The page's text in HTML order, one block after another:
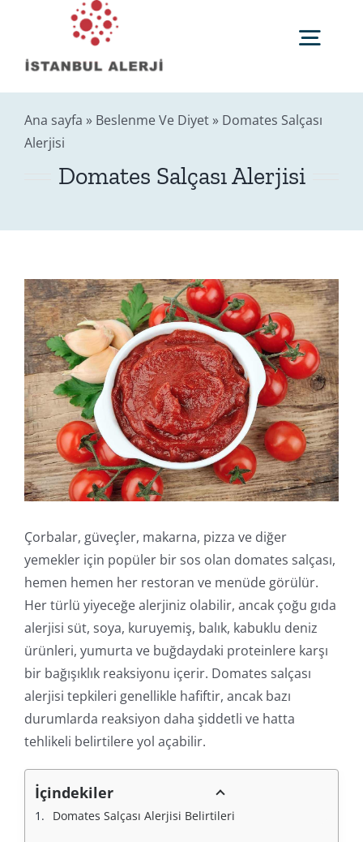
content
Anasayfa
Sağlık Rehberi
Editörler
Blog
İletişim
Online İşlemler
Ana sayfa » Beslenme Ve Diyet» Domates Salçası
Alerjisi
Domates Salçası Alerjisi
Çorbalar, güveçler, makarna, pizza ve diğer
yemekler için popüler bir sos olan domates salçası,
hemen hemen her restoran ve menüde görülür.
Her türlü yiyeceğe alerjiniz olabilir, ancak çoğu gıda
alerjisi süt, soya, kuruyemiş, balık, kabuklu deniz
ürünleri, yumurta ve buğdaydaki proteinlere karşı
bir bağışıklık reaksiyonu içerir. Domates salçası
alerjisi tepkileri genellikle hafiftir, ancak bazı
durumlarda reaksiyon daha şiddetli ve hatta
tehlikeli belirtilere yol açabilir.
İçindekiler
Domates Salçası Alerjisi Belirtileri